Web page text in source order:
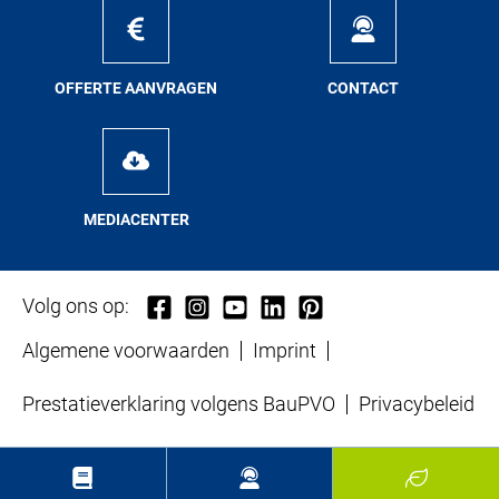
OF­FER­TE AAN­VRA­GEN CON­TACT
ME­DIA­CEN­TER
Volg ons op:
Algemene voorwaarden
Imprint
Prestatieverklaring volgens BauPVO Privacybeleid